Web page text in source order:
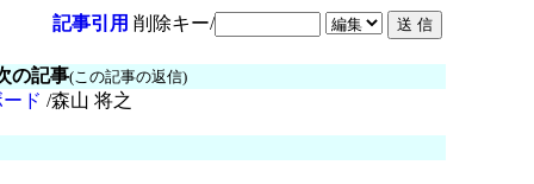
記事引用 削除キー/
の記事(この記事の返信)
ド /森山 将之